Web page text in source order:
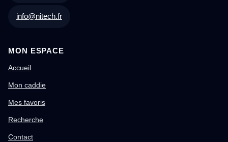
info@nitech.fr
MON ESPACE
Accueil
Mon caddie
Mes favoris
Recherche
Contact